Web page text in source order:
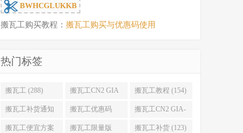
BWHCGLUKKB
搬瓦工购买教程： 搬瓦工购买与优惠码使用
热门标签
搬瓦工 (288) 搬瓦工CN2 GIA
(176)
搬瓦工教程 (154)
搬瓦工补货通知
(132)
搬瓦工优惠码
(131)
搬瓦工CN2 GIA-
E (130)
搬瓦工便宜方案 搬瓦工限量版 搬瓦工补货 (123)